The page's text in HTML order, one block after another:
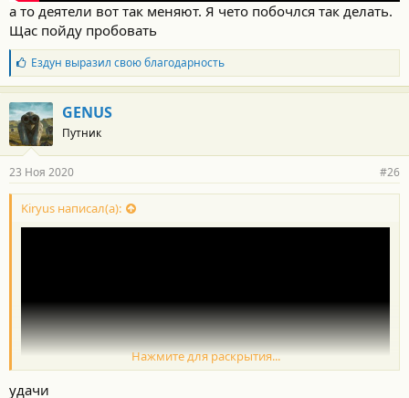
а то деятели вот так меняют. Я чето побочлся так делать.
Щас пойду пробовать
Б
л
а
г
о
д
а
н
о
с
Ездун выразил свою благодарность
GENUS
Путник
23 Ноя 2020 #26
Kiryus написал(а):
Нажмите для раскрытия...
удачи